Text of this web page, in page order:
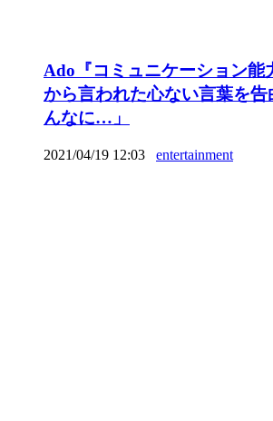
Ado『コミュニケーション能
から言われた心ない言葉を告
んなに…」
2021/04/19 12:03 entertainment